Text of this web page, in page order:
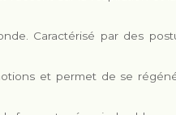
Caractérisé par des
et permet de se